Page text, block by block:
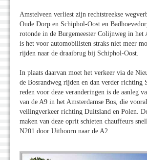
Amstelveen verliest zijn rechtstreekse
Oude Dorp en Schiphol-Oost en
rotonde in de Burgemeester Colijnweg in het
is het voor automobilisten straks niet meer
rijden naar de draaibrug bij Schiphol-Oost.
In plaats daarvan moet het verkeer via de
de Bosrandweg rijden en dan verder richting
reden voor deze veranderingen is de aanleg
van de A9 in het Amsterdamse Bos, die
veilingverkeer richting Duitsland en Polen.
maken van deze oprit schieten chauffeurs
N201 door Uithoorn naar de A2.